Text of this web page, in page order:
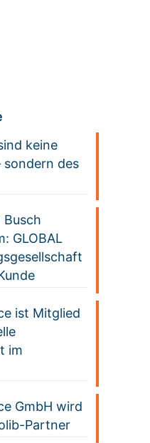
keine
sondern des
Busch
GLOBAL
ist Mitglied
im
GmbH wird
Partner